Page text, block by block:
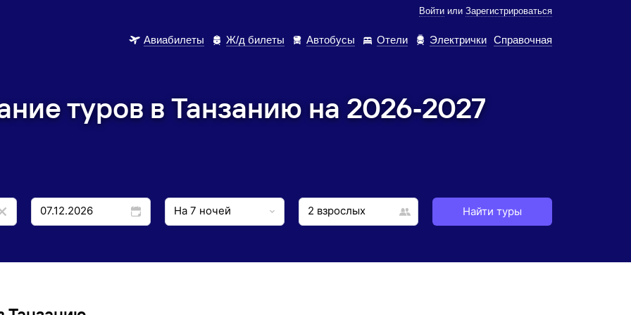
Войти или Зарегистрироваться
Авиабилеты Ж/д билеты Автобусы Отели Электрички Справочная
туров в Танзанию на 2026‑2027
Найти туры